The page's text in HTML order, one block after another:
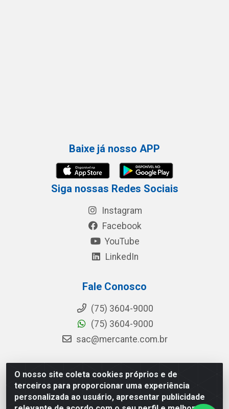
O nosso site coleta cookies próprios e de
terceiros para proporcionar uma experiência
personalizada ao usuário, apresentar publicidade
Baixe já nosso APP
Siga nossas Redes Sociais
Instagram
Facebook
YouTube
LinkedIn
Fale Conosco
(75) 3604-9000
(75) 3604-9000
sac@mercante.com.br
Mercante Distribuidora - Rua Mercante, 699 - Aviário,
Feira de Santana/BA - CEP 44.096-218 - CNPJ
96.755.848/0001-08